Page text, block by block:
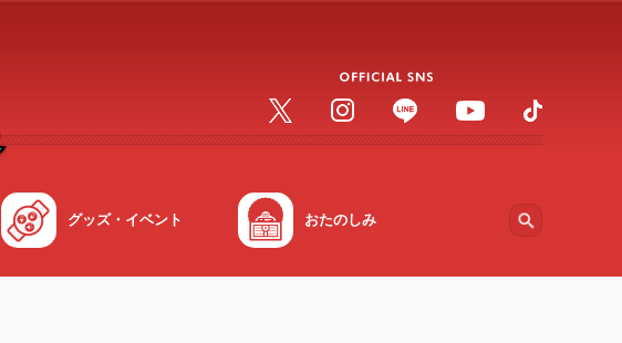
グッズ・イベント おたのしみ